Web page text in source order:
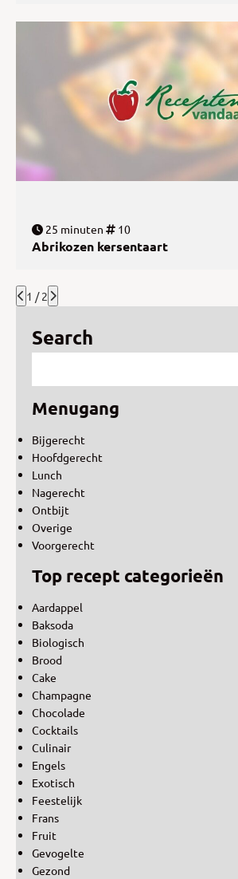
25 minuten 10
Abrikozen kersentaart
1 / 2
Search
Menugang
Bijgerecht
Hoofdgerecht
Lunch
Nagerecht
Ontbijt
Overige
Voorgerecht
Top recept categorieën
Aardappel
Baksoda
Biologisch
Brood
Cake
Champagne
Chocolade
Cocktails
Culinair
Engels
Exotisch
Feestelijk
Frans
Fruit
Gevogelte
Gezond